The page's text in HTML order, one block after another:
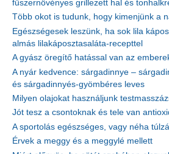
fűszernövényes grillezett hal és
Több okot is tudunk, hogy kimenjünk a
Egészségesek leszünk, ha sok lila
almás lilakáposztasaláta-recepttel
A gyász öregítő hatással van az
A nyár kedvence: sárgadinnye –
és sárgadinnyés-gyömbéres leves
Milyen olajokat használjunk
Jót tesz a csontoknak és tele van
A sportolás egészséges, vagy néha
Érvek a meggy és a meggylé mellett